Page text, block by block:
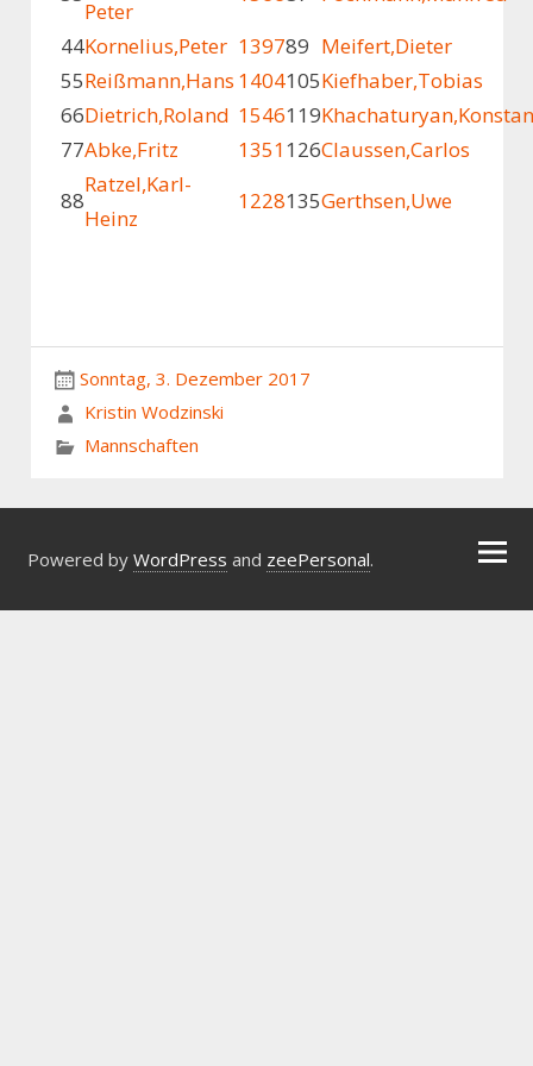
Peter
44Kornelius,Peter 139789 Meifert,Dieter
55Reißmann,Hans 1404105Kiefhaber,Tobias
66Dietrich,Roland 1546119
77Abke,Fritz 1351126Claussen,Carlos
88
Ratzel,Karl-
Heinz
1228135Gerthsen,Uwe
Sonntag, 3. Dezember 2017
Kristin Wodzinski
Mannschaften
Powered by WordPress and zeePersonal.